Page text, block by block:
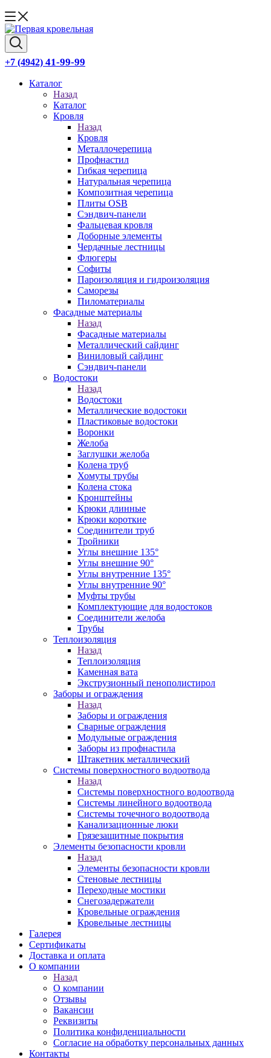
+7 (4942) 41-99-99
Каталог
Назад
Каталог
Кровля
Назад
Кровля
Металлочерепица
Профнастил
Гибкая черепица
Натуральная черепица
Композитная черепица
Плиты OSB
Сэндвич-панели
Фальцевая кровля
Доборные элементы
Чердачные лестницы
Флюгеры
Софиты
Пароизоляция и гидроизоляция
Саморезы
Пиломатериалы
Фасадные материалы
Назад
Фасадные материалы
Металлический сайдинг
Виниловый сайдинг
Сэндвич-панели
Водостоки
Назад
Водостоки
Металлические водостоки
Пластиковые водостоки
Воронки
Желоба
Заглушки желоба
Колена труб
Хомуты трубы
Колена стока
Кронштейны
Крюки длинные
Крюки короткие
Соединители труб
Тройники
Углы внешние 135°
Углы внешние 90°
Углы внутренние 135°
Углы внутренние 90°
Муфты трубы
Комплектующие для водостоков
Соединители желоба
Трубы
Теплоизоляция
Назад
Теплоизоляция
Каменная вата
Экструзионный пенополистирол
Заборы и ограждения
Назад
Заборы и ограждения
Сварные ограждения
Модульные ограждения
Заборы из профнастила
Штакетник металлический
Системы поверхностного водоотвода
Назад
Системы поверхностного водоотвода
Системы линейного водоотвода
Системы точечного водоотвода
Канализационные люки
Грязезащитные покрытия
Элементы безопасности кровли
Назад
Элементы безопасности кровли
Стеновые лестницы
Переходные мостики
Снегозадержатели
Кровельные ограждения
Кровельные лестницы
Галерея
Сертификаты
Доставка и оплата
О компании
Назад
О компании
Отзывы
Вакансии
Реквизиты
Политика конфиденциальности
Согласие на обработку персональных данных
Контакты